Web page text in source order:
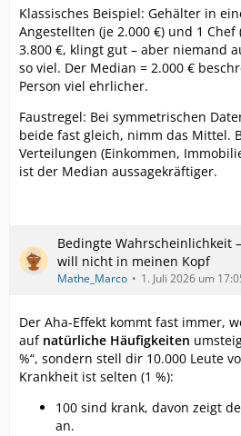
Klassisches Beispiel: Gehälter in
Angestellten (je 2.000 €) und 1
3.800 €, klingt gut – aber niemand
so viel. Der Median = 2.000 €
Person viel ehrlicher.
Faustregel: Bei symmetrischen
beide fast gleich, nimm das Mittel.
Verteilungen (Einkommen,
ist der Median aussagekräftiger.
Bedingte Wahrscheinlichkeit
will nicht in meinen Kopf
Mathe_Marco 1. Juli 2026 um
Der Aha-Effekt kommt fast immer,
auf natürliche Häufigkeiten
%“, sondern stell dir 10.000 Leute
Krankheit ist selten (1 %):
100 sind krank, davon zeigt
an.